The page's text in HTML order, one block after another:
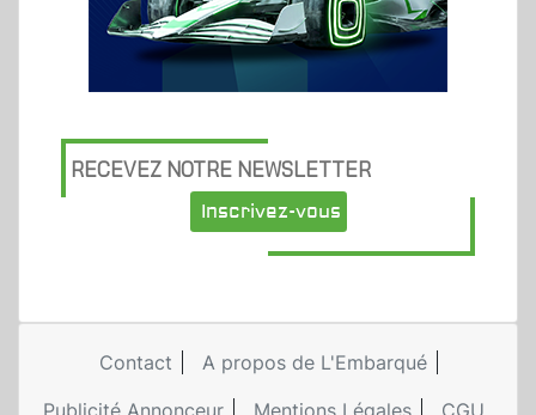
RECEVEZ NOTRE NEWSLETTER
Inscrivez-vous
Contact
A propos de L'Embarqué